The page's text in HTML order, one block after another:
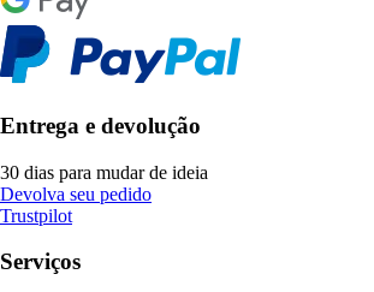
Entrega e devolução
30 dias para mudar de ideia
Devolva seu pedido
Trustpilot
Serviços